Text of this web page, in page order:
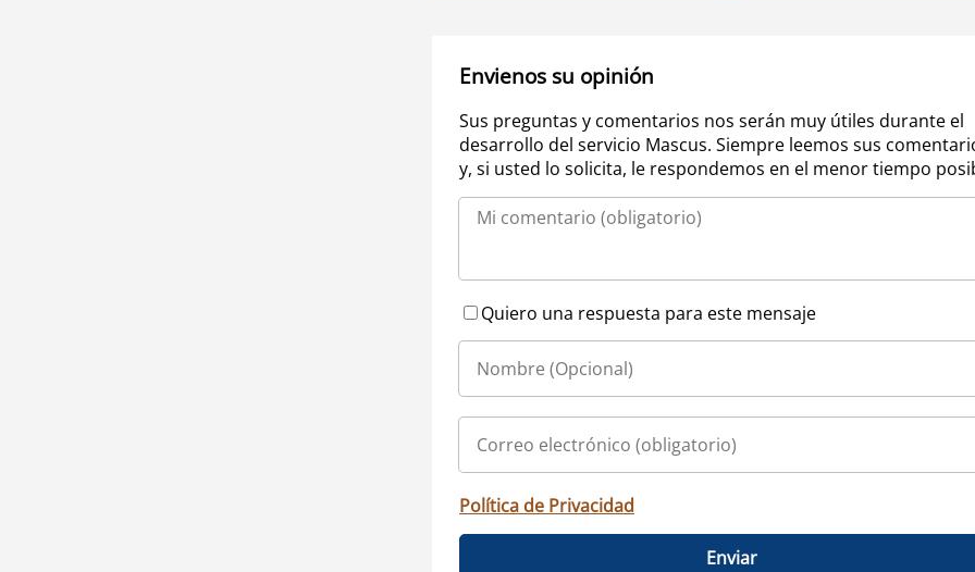
Envienos su opinión
Sus preguntas y comentarios nos serán muy útiles durante el
desarrollo del servicio Mascus. Siempre leemos sus
y, si usted lo solicita, le respondemos en el menor tiempo
Quiero una respuesta para este mensaje
Política de Privacidad
Enviar